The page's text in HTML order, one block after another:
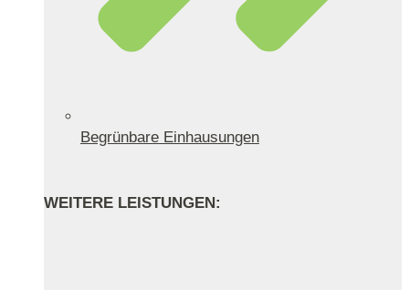
Begrünbare Einhausungen
WEITERE LEISTUNGEN: